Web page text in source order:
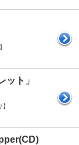
ット」